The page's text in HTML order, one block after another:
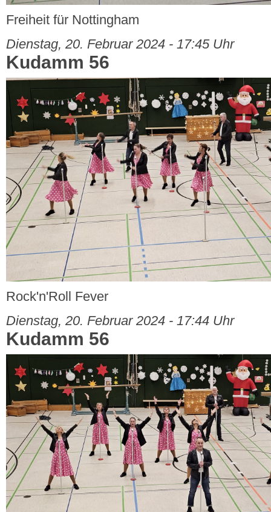
Freiheit für Nottingham
Dienstag, 20. Februar 2024 - 17:45 Uhr
Kudamm 56
Rock'n'Roll Fever
Dienstag, 20. Februar 2024 - 17:44 Uhr
Kudamm 56